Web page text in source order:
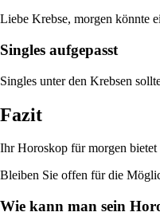
Liebe Krebse, morgen könnte
Singles aufgepasst
Singles unter den Krebsen
Fazit
Ihr Horoskop für morgen
Bleiben Sie offen für die
Wie kann man sein